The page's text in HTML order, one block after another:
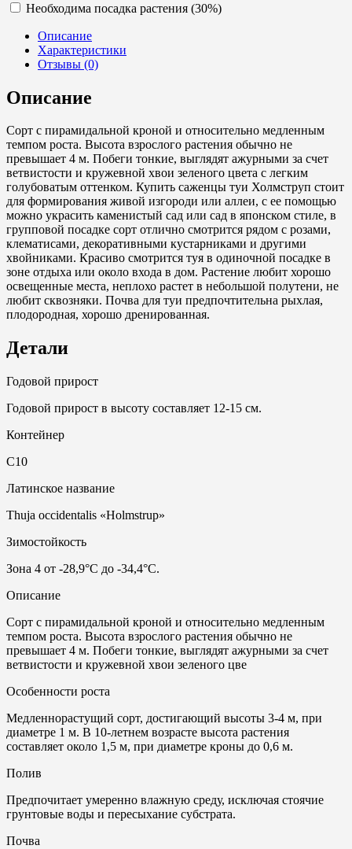
Холмструп
(Holmstrup),
60-
80,
С10
Необходима посадка растения (30%)
Описание
Характеристики
Отзывы (0)
Описание
Сорт с пирамидальной кроной и относительно медленным
темпом роста. Высота взрослого растения обычно не
превышает 4 м. Побеги тонкие, выглядят ажурными за счет
ветвистости и кружевной хвои зеленого цвета с легким
голубоватым оттенком. Купить саженцы туи Холмструп стоит
для формирования живой изгороди или аллеи, с ее помощью
можно украсить каменистый сад или сад в японском стиле, в
групповой посадке сорт отлично смотрится рядом с розами,
клематисами, декоративными кустарниками и другими
хвойниками. Красиво смотрится туя в одиночной посадке в
зоне отдыха или около входа в дом. Растение любит хорошо
освещенные места, неплохо растет в небольшой полутени, не
любит сквозняки. Почва для туи предпочтительна рыхлая,
плодородная, хорошо дренированная.
Детали
Годовой прирост
Годовой прирост в высоту составляет 12-15 см.
Контейнер
С10
Латинское название
Thuja occidentalis «Holmstrup»
Зимостойкость
Зона 4 от -28,9°С до -34,4°С.
Описание
Сорт с пирамидальной кроной и относительно медленным
темпом роста. Высота взрослого растения обычно не
превышает 4 м. Побеги тонкие, выглядят ажурными за счет
ветвистости и кружевной хвои зеленого цве
Особенности роста
Медленнорастущий сорт, достигающий высоты 3-4 м, при
диаметре 1 м. В 10-летнем возрасте высота растения
составляет около 1,5 м, при диаметре кроны до 0,6 м.
Полив
Предпочитает умеренно влажную среду, исключая стоячие
грунтовые воды и пересыхание субстрата.
Почвa